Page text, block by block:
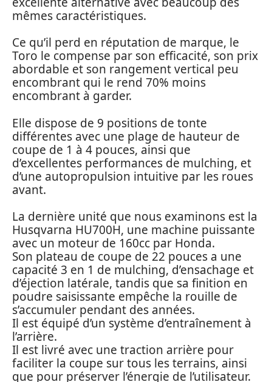
mêmes caractéristiques.
Ce qu’il perd en réputation de marque, le
Toro le compense par son efficacité, son prix
abordable et son rangement vertical peu
encombrant qui le rend 70% moins
encombrant à garder.
Elle dispose de 9 positions de tonte
différentes avec une plage de hauteur de
coupe de 1 à 4 pouces, ainsi que
d’excellentes performances de mulching, et
d’une autopropulsion intuitive par les roues
avant.
La dernière unité que nous examinons est la
Husqvarna HU700H, une machine puissante
avec un moteur de 160cc par Honda.
Son plateau de coupe de 22 pouces a une
capacité 3 en 1 de mulching, d’ensachage et
d’éjection latérale, tandis que sa finition en
poudre saisissante empêche la rouille de
s’accumuler pendant des années.
Il est équipé d’un système d’entraînement à
l’arrière.
Il est livré avec une traction arrière pour
faciliter la coupe sur tous les terrains, ainsi
que pour préserver l’énergie de l’utilisateur.